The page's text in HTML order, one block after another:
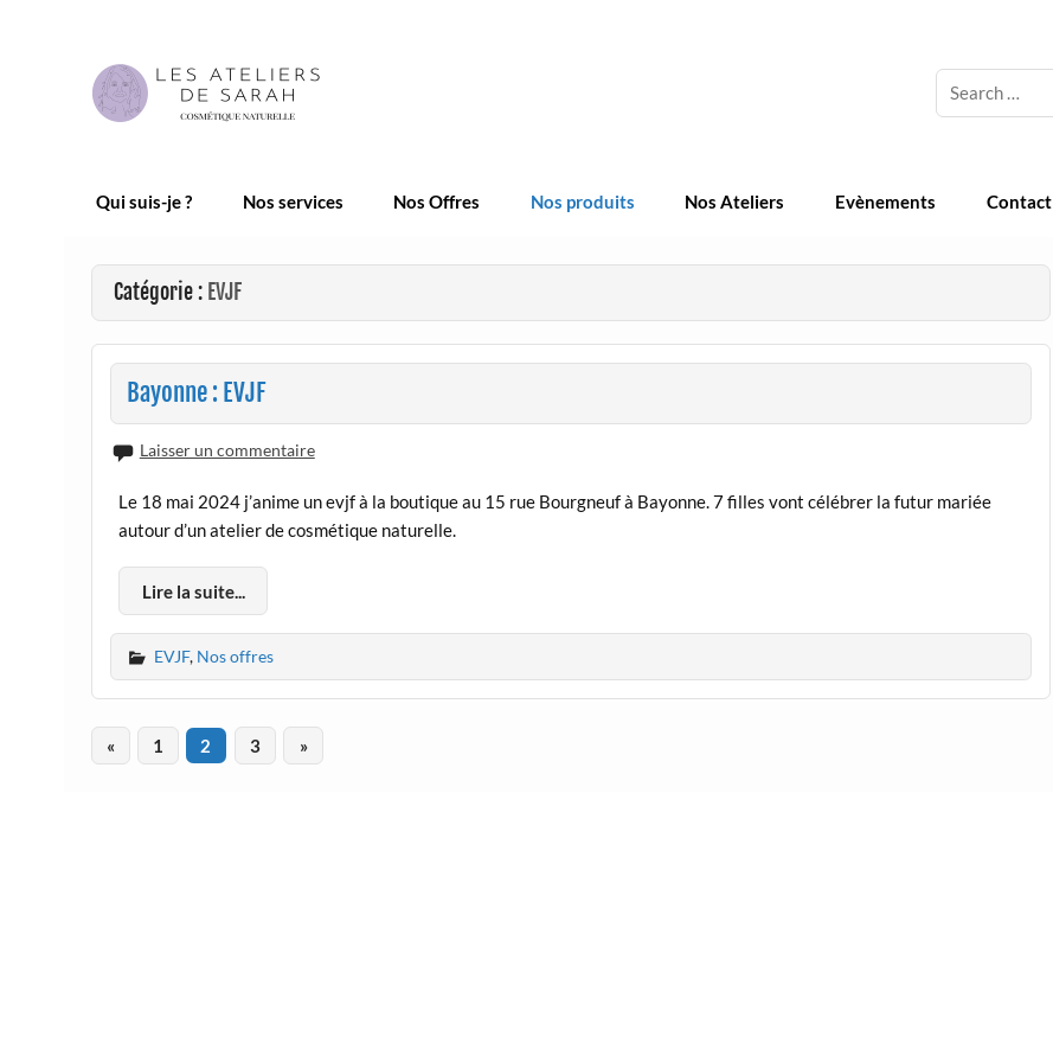
Les Ateliers de Sarah | Cosmetique Naturelle
Qui suis-je ? Nos services Nos Offres Nos produits Nos Ateliers Evènements Contact
Catégorie : EVJF
Bayonne : EVJF
Laisser un commentaire
Le 18 mai 2024 j’anime un evjf à la boutique au 15 rue Bourgneuf à Bayonne. 7 filles vont célébrer la futur mariée
autour d’un atelier de cosmétique naturelle.
Lire la suite...
EVJF, Nos offres
« 1 2 3 »